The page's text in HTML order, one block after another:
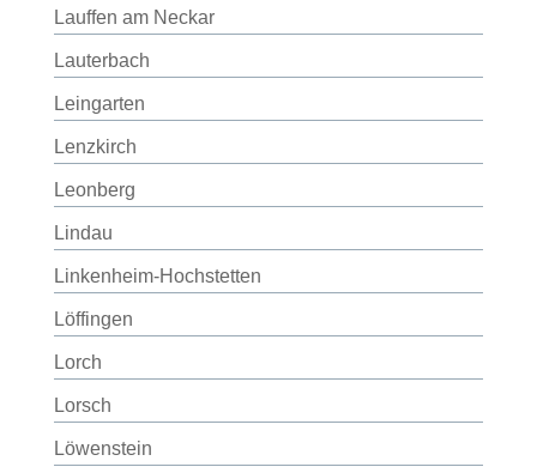
Lauffen am Neckar
Lauterbach
Leingarten
Lenzkirch
Leonberg
Lindau
Linkenheim-Hochstetten
Löffingen
Lorch
Lorsch
Löwenstein